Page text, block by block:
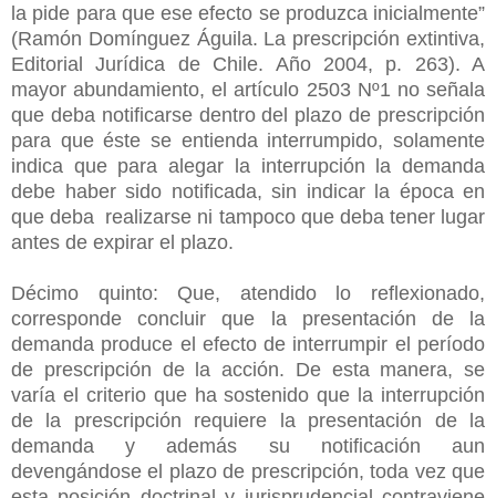
la pide para que ese efecto se produzca inicialmente”
(Ramón Domínguez Águila. La prescripción extintiva,
Editorial Jurídica de Chile. Año 2004, p. 263). A
mayor abundamiento, el artículo 2503 Nº1 no señala
que deba notificarse dentro del plazo de prescripción
para que éste se entienda interrumpido, solamente
indica que para alegar la interrupción la demanda
debe haber sido notificada, sin indicar la época en
que deba realizarse ni tampoco que deba tener lugar
antes de expirar el plazo.
Décimo quinto: Que, atendido lo reflexionado,
corresponde concluir que la presentación de la
demanda produce el efecto de interrumpir el período
de prescripción de la acción. De esta manera, se
varía el criterio que ha sostenido que la interrupción
de la prescripción requiere la presentación de la
demanda y además su notificación aun
devengándose el plazo de prescripción, toda vez que